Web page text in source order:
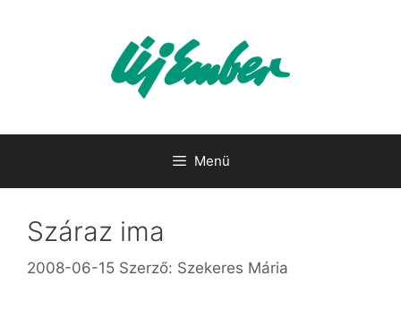
Menü
Száraz ima
2008-06-15 Szerző: Szekeres Mária